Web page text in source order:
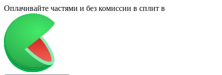
Оплачивайте частями и без комиссии в сплит в